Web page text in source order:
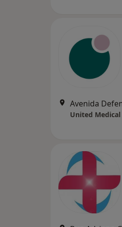
United Medical